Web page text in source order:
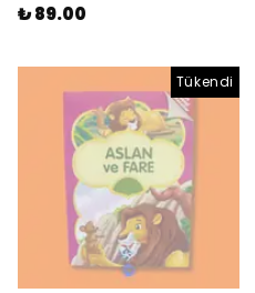
₺ 89.00
Tükendi